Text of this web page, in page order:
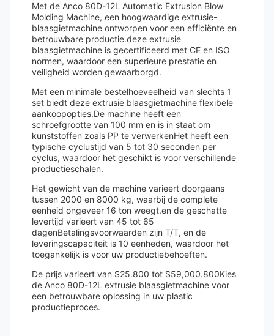
Met de Anco 80D-12L Automatic Extrusion Blow
Molding Machine, een hoogwaardige extrusie-
blaasgietmachine ontworpen voor een efficiënte en
betrouwbare productie.deze extrusie
blaasgietmachine is gecertificeerd met CE en ISO
normen, waardoor een superieure prestatie en
veiligheid worden gewaarborgd.
Met een minimale bestelhoeveelheid van slechts 1
set biedt deze extrusie blaasgietmachine flexibele
aankoopopties.De machine heeft een
schroefgrootte van 100 mm en is in staat om
kunststoffen zoals PP te verwerkenHet heeft een
typische cyclustijd van 5 tot 30 seconden per
cyclus, waardoor het geschikt is voor verschillende
productieschalen.
Het gewicht van de machine varieert doorgaans
tussen 2000 en 8000 kg, waarbij de complete
eenheid ongeveer 16 ton weegt.en de geschatte
levertijd varieert van 45 tot 65
dagenBetalingsvoorwaarden zijn T/T, en de
leveringscapaciteit is 10 eenheden, waardoor het
toegankelijk is voor uw productiebehoeften.
De prijs varieert van $25.800 tot $59,000.800Kies
de Anco 80D-12L extrusie blaasgietmachine voor
een betrouwbare oplossing in uw plastic
productieproces.